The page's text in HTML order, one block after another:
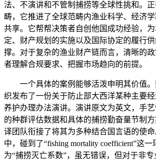
法、不演讲和不管制捕捞等全球性挑和。
畴，它推进了全球范畴内渔业科学、经济
共享。它帮帮决策者自创他国成功经验，
定、财产规划的实施以及国际协定的履行
撑。对于复杂的渔业财产链而言，清晰的
者理解合规要求、把握市场趋向的前提。
一个具体的案例能够活泼申明其价值。
织发布了一份关于防止部大西洋某种主要
养护办理办法演讲。演讲原文为英文，手
的种群评估数据和具体的捕捞勤奋量节制
译团队衔接了将其为多种结合国言语的使
中，碰到了“fishing mortality coefficient”这
为“捕捞灭亡系数”，虽无错误，但对于非